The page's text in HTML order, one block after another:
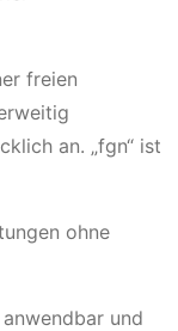
freien
an. „fgn“ ist
ohne
und